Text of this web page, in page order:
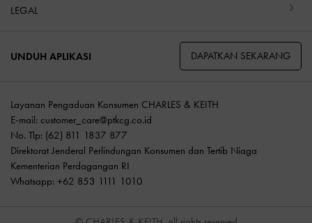
LEGAL
UNDUH APLIKASI DAPATKAN SEKARANG
Layanan Pengaduan Konsumen CHARLES & KEITH
E-mail: customer_care@ptkcg.co.id
No. Tlp: (62) 811 1837 877
Direktorat Jenderal Perlindungan Konsumen dan Tertib Niaga
Kementerian Perdagangan RI
Whatsapp: +62 853 1111 1010